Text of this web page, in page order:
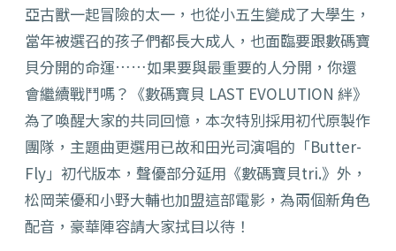
亞古獸一起冒險的太一，也從小五生變成了大學生，
當年被選召的孩子們都長大成人，也面臨要跟數碼寶
貝分開的命運……如果要與最重要的人分開，你還
會繼續戰鬥嗎？《數碼寶貝 LAST EVOLUTION 絆》
為了喚醒大家的共同回憶，本次特別採用初代原製作
團隊，主題曲更選用已故和田光司演唱的「Butter-
Fly」初代版本，聲優部分延用《數碼寶貝tri.》外，
松岡茉優和小野大輔也加盟這部電影，為兩個新角色
配音，豪華陣容請大家拭目以待！